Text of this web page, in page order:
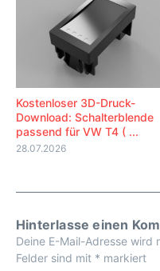
Kostenloser 3D-Druck-
Download: Schalterblende
passend für VW T4 ( ...
28.07.2026
Hinterlasse einen
Deine E-Mail-Adresse wird
Felder sind mit * markiert